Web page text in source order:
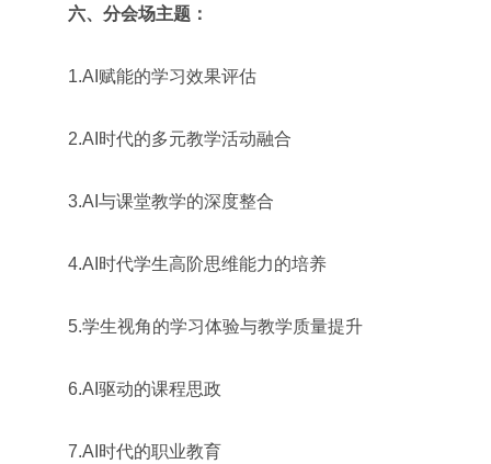
六、分会场主题：
1.AI赋能的学习效果评估
2.AI时代的多元教学活动融合
3.AI与课堂教学的深度整合
4.AI时代学生高阶思维能力的培养
5.学生视角的学习体验与教学质量提升
6.AI驱动的课程思政
7.AI时代的职业教育